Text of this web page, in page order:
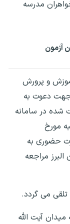
مدرسه
آزمون
و پرورش
جهت دعوت به
شده در سامانه
مورخ
حضوری به
مراجعه
می گردد.
میدان آیت الله